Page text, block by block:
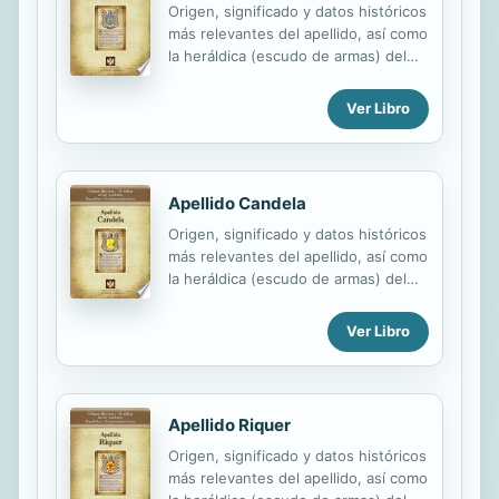
Origen, significado y datos históricos
más relevantes del apellido, así como
la heráldica (escudo de armas) del
edición de todas nuestras láminas
nos regimos por un estricto
protocolo cuya finalidad es la de
garantizar la veracidad y utilidad de la
simbolismo de los principales
esmaltes, metales y piezas
heráldicas.
Ver Libro
Apellido Candela
Origen, significado y datos históricos
más relevantes del apellido, así como
la heráldica (escudo de armas) del
edición de todas nuestras láminas
nos regimos por un estricto
protocolo cuya finalidad es la de
garantizar la veracidad y utilidad de la
simbolismo de los principales
esmaltes, metales y piezas
heráldicas.
Ver Libro
Apellido Riquer
Origen, significado y datos históricos
más relevantes del apellido, así como